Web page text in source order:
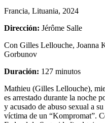
Francia, Lituania, 2024
Dirección: Jérôme Salle
Con Gilles Lellouche, Joanna
Gorbunov
Duración: 127 minutos
Mathieu (Gilles Lellouche),
es arrestado durante la noche
y acusado de abuso sexual a
víctima de un “Kompromat”.